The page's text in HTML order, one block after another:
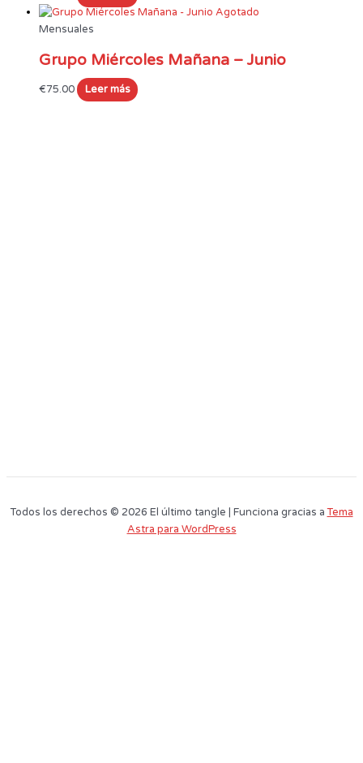
Agotado
Mensuales
Grupo Miércoles Mañana – Junio
€75.00 Leer más
Todos los derechos © 2026 El último tangle | Funciona gracias aTema
Astra para WordPress